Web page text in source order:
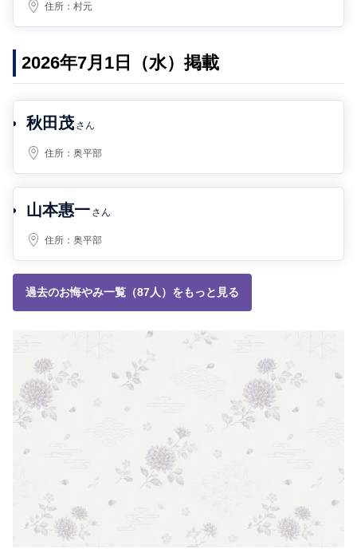
住所：村元
2026年7月1日（水）掲載
秋田茂 さん
住所：奥平部
山本惠一 さん
住所：奥平部
過去のお悔やみ一覧（87人）をもっと見る